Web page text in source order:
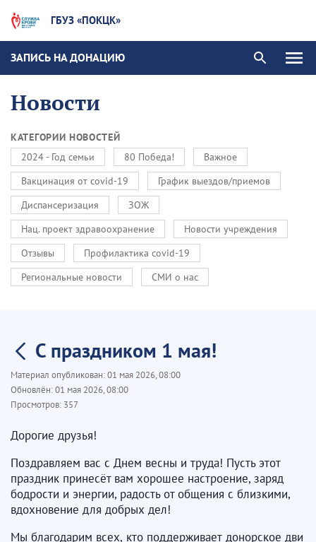
ГБУЗ «ПОКЦК»
ЗАПИСЬ НА ДОНАЦИЮ
Новости
КАТЕГОРИИ НОВОСТЕЙ
2024 - Год семьи
80 Победа!
Важное
Вакцинация от covid-19
График выездов/приемов
Диспансеризация
ЗОЖ
Нац. проект здравоохранение
Новости учреждения
Отзывы
Профилактика covid-19
Региональные новости
СМИ о нас
С праздником 1 мая!
Материал опубликован:01 мая 2026, 08:00
Обновлён:01 мая 2026, 08:00
Просмотров: 357
Дорогие друзья!
Поздравляем вас с Днем весны и труда! Пусть этот
праздник принесёт вам хорошее настроение, заряд
бодрости и энергии, радость от общения с близкими,
вдохновение для добрых дел!
Мы благодарим всех, кто поддерживает донорское дви